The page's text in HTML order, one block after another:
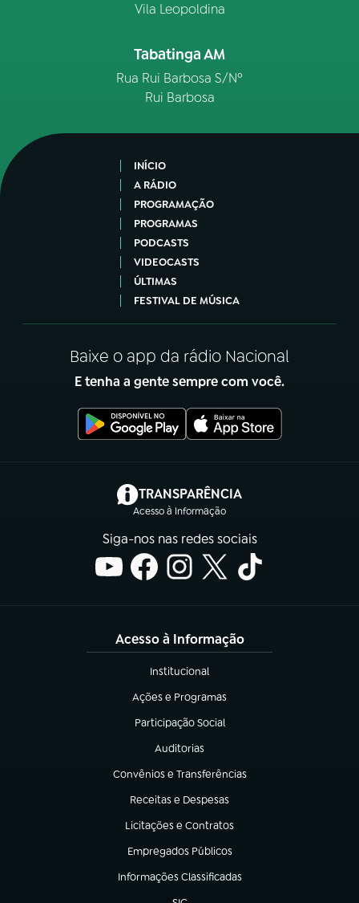
Vila Leopoldina
Tabatinga AM
Rua Rui Barbosa S/Nº
Rui Barbosa
INÍCIO
A RÁDIO
PROGRAMAÇÃO
PROGRAMAS
PODCASTS
VIDEOCASTS
ÚLTIMAS
FESTIVAL DE MÚSICA
Baixe o app da rádio Nacional
E tenha a gente sempre com você.
TRANSPARÊNCIA
Acesso à Informação
(abre em nova aba)
Siga-nos nas redes sociais
Acesso à Informação
Institucional
(abre em nova aba)
Ações e Programas
(abre em nova aba)
Participação Social
(abre em nova aba)
Auditorias
(abre em nova aba)
Convênios e Transferências
(abre em nova aba)
Receitas e Despesas
(abre em nova aba)
Licitações e Contratos
(abre em nova aba)
Empregados Públicos
(abre em nova aba)
Informações Classificadas
(abre em nova aba)